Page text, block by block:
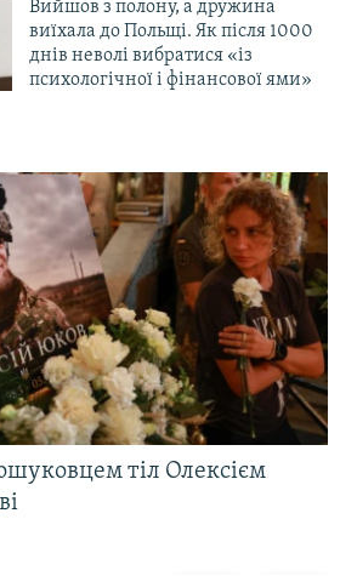
Вийшов з полону, а дружина
виїхала до Польщі. Як після 1000
днів неволі вибратися «із
психологічної і фінансової ями»
тіл Олексієм